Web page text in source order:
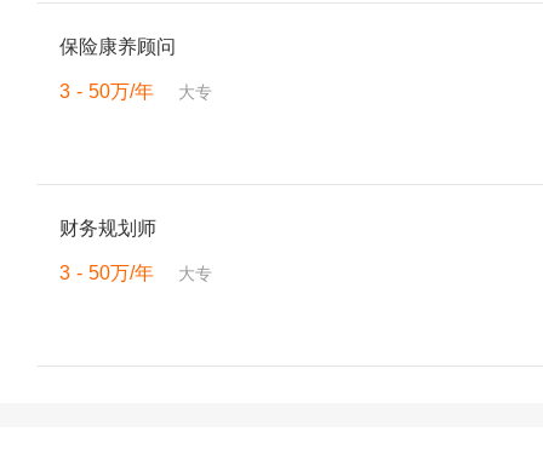
保险康养顾问
3 - 50万/年 大专
财务规划师
3 - 50万/年 大专